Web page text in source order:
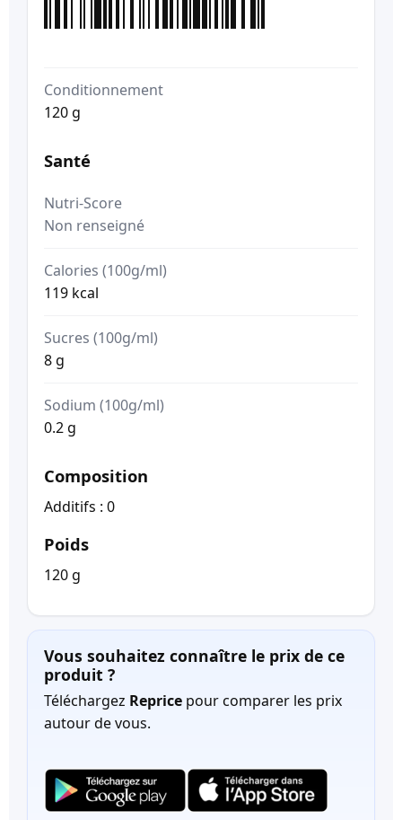
Conditionnement
120 g
Santé
Nutri-Score
Non renseigné
Calories (100g/ml)
119 kcal
Sucres (100g/ml)
8 g
Sodium (100g/ml)
0.2 g
Composition
Additifs : 0
Poids
120 g
Vous souhaitez connaître le prix de ce
produit ?
Téléchargez Reprice pour comparer les prix
autour de vous.